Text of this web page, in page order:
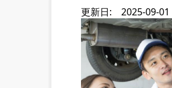
更新日: 2025-09-01